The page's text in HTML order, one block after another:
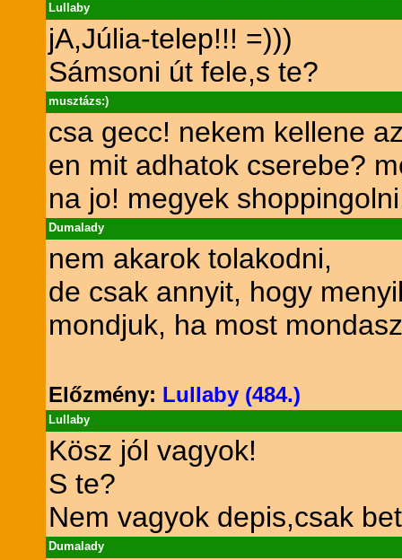
Lullaby
jA,Júlia-telep!!! =)))
Sámsoni út fele,s te?
musztázs:)
csa gecc! nekem kellene
en mit adhatok cserebe?
na jo! megyek
Dumalady
nem akarok tolakodni,
de csak annyit, hogy
mondjuk, ha most
Előzmény: Lullaby (484.)
Lullaby
Kösz jól vagyok!
S te?
Nem vagyok depis,csak
Dumalady